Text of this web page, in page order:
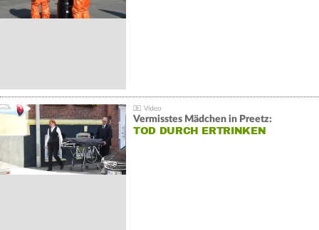
Vermisstes Mädchen in Preetz:
TOD DURCH ERTRINKEN